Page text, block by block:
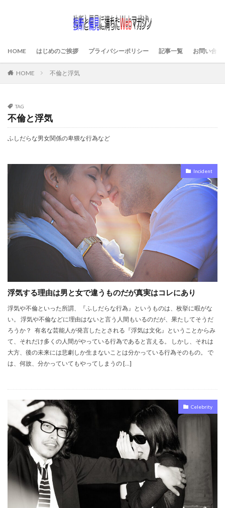
HOME はじめのご挨拶 プライバシーポリシー 記事一覧 お問い合わ
HOME 不倫と浮気
TAG
不倫と浮気
ふしだらな男女関係の卑猥な行為など
Incident
浮気する理由は男と女で違うものだが真実はコレにあり
浮気や不倫といった所謂、『ふしだらな行為』というものは、枚挙に暇がな
い。 浮気や不倫などに理由はないと言う人間もいるのだが、果たしてそうだ
ろうか？ 有名な芸能人が発言したとされる『浮気は文化』ということからみ
て、それだけ多くの人間がやっている行為であると言える。 しかし、それは
大方、後の未来には悲劇しか生まないことは分かっている行為そのもの。 で
は、何故、分かっていてもやってしまうの […]
Celebrity